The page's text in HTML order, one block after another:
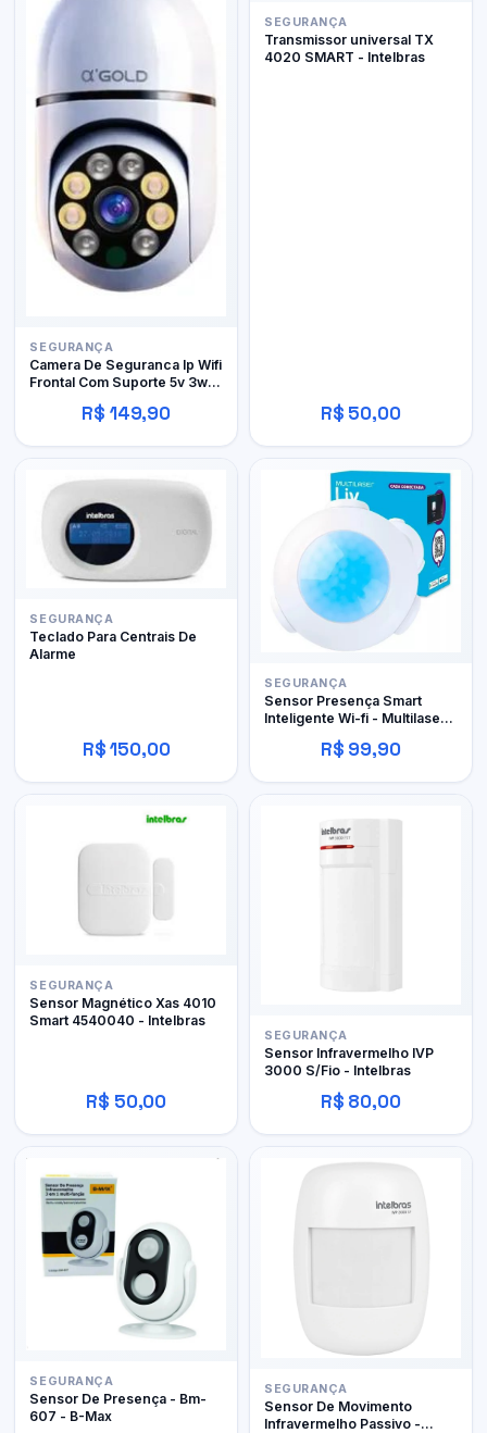
SEGURANÇA
Camera De Seguranca Ip Wifi
Frontal Com Suporte 5v 3w
Agold Cam-09
R$ 149,90
SEGURANÇA
Transmissor universal TX
4020 SMART - Intelbras
R$ 50,00
SEGURANÇA
Teclado Para Centrais De
Alarme
R$ 150,00
SEGURANÇA
Sensor Presença Smart
Inteligente Wi-fi - Multilaser -
R$ 99,90
SEGURANÇA
Sensor Magnético Xas 4010
Smart 4540040 - Intelbras
R$ 50,00
SEGURANÇA
Sensor Infravermelho IVP
3000 S/Fio - Intelbras
R$ 80,00
SEGURANÇA
Sensor De Presença - Bm-
607 - B-Max
SEGURANÇA
Sensor De Movimento
Infravermelho Passivo -